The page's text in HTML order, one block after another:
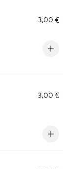
3,00 €
3,00 €